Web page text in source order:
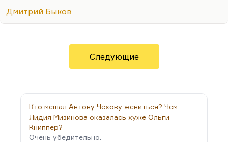
обстановке, как было в армии. Там с какой-то
на внутреннем протесте. Либо в условиях
умеренного, неприхотливого, но все-таки
комфорта. Мне, в общем, не нравится, когда меня
Марихуана – дело не в пропаганде наркотиков.
Но марихуана меняет характер мышления. Она
заметно снижает вашу собственную критичность.
И при таком подходе, мне кажется, даже в…
Дмитрий Быков
Следующие
Кто мешал Антону Чехову жениться? Чем
Лидия Мизинова оказалась хуже Ольги
Книппер?
Очень убедительно.